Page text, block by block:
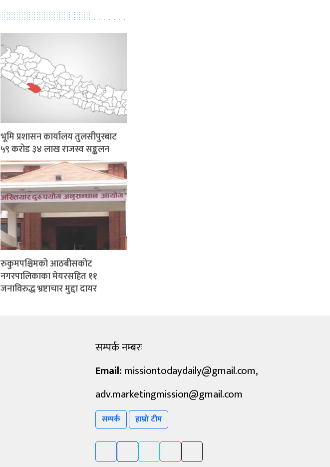
भूमि प्रशासन कार्यालय तुलसीपुरबाट
५९ करोड ३४ लाख राजस्व सङ्कलन
रुकुमपश्चिमको आठबीसकोट
नगरपालिकाका मेयरसहित ११
जनाविरुद्ध भ्रष्टाचार मुद्दा दायर
सम्पर्क नम्बरः
Email: missiontodaydaily@gmail.com,
adv.marketingmission@gmail.com
सम्पर्क हाम्रो टीम